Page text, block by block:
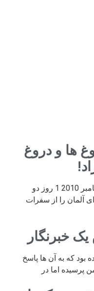
ها و دروغ
چهارشنبه 31 شهریور 89 / 22 سپتامبر 2010 1 روز دو
آلمان را از سفرات
خبرنگار
که به آن ها پاسخ
پرسیده اما در